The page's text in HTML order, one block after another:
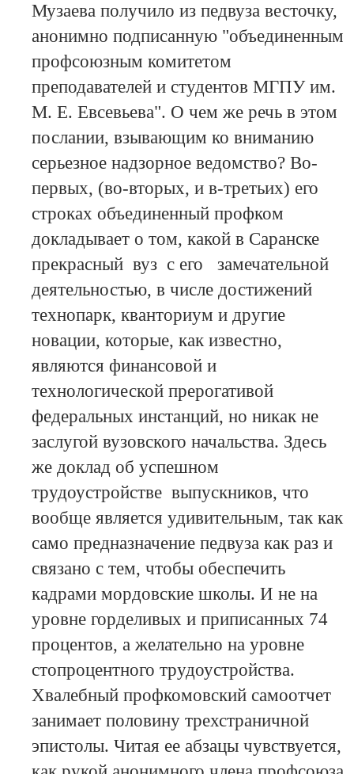
Музаева получило из педвуза весточку,
анонимно подписанную "объединенным
профсоюзным комитетом
преподавателей и студентов МГПУ им.
М. Е. Евсевьева". О чем же речь в этом
послании, взывающим ко вниманию
серьезное надзорное ведомство? Во-
первых, (во-вторых, и в-третьих) его
строках объединенный профком
докладывает о том, какой в Саранске
прекрасный вуз с его замечательной
деятельностью, в числе достижений
технопарк, кванториум и другие
новации, которые, как известно,
являются финансовой и
технологической прерогативой
федеральных инстанций, но никак не
заслугой вузовского начальства. Здесь
же доклад об успешном
трудоустройстве выпускников, что
вообще является удивительным, так как
само предназначение педвуза как раз и
связано с тем, чтобы обеспечить
кадрами мордовские школы. И не на
уровне горделивых и приписанных 74
процентов, а желательно на уровне
стопроцентного трудоустройства.
Хвалебный профкомовский самоотчет
занимает половину трехстраничной
эпистолы. Читая ее абзацы чувствуется,